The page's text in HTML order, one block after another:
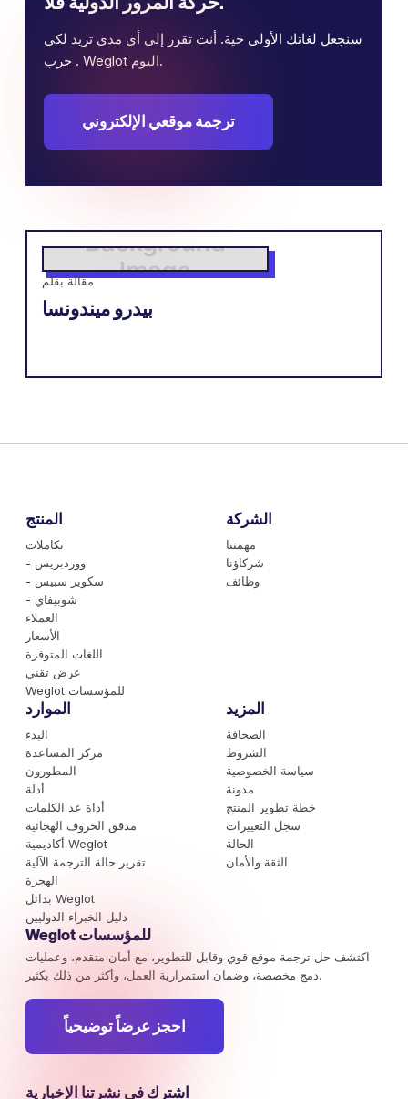
سنجعل لغاتك الأولى حية. أنت تقرر إلى أي مدى تريد لكي
. جرب Weglot اليوم.
ترجمة موقعي الإلكتروني
مقالة بقلم
بيدرو ميندونسا
المنتج
تكاملات
- ووردبريس
- سكوير سبيس
- شوبيفاي
العملاء
الأسعار
اللغات المتوفرة
عرض تقني
Weglot للمؤسسات
الشركة
مهمتنا
شركاؤنا
وظائف
الموارد
البدء
مركز المساعدة
المطورون
أدلة
أداة عد الكلمات
مدقق الحروف الهجائية
أكاديمية Weglot
تقرير حالة الترجمة الآلية
الهجرة
بدائل Weglot
دليل الخبراء الدوليين
المزيد
الصحافة
الشروط
سياسة الخصوصية
مدونة
خطة تطوير المنتج
سجل التغييرات
الحالة
الثقة والأمان
Weglot للمؤسسات
اكتشف حل ترجمة موقع قوي وقابل للتطوير، مع أمان متقدم، وعمليات
دمج مخصصة، وضمان استمرارية العمل، وأكثر من ذلك بكثير.
احجز عرضاً توضيحياً
اشترك في نشرتنا الإخبارية